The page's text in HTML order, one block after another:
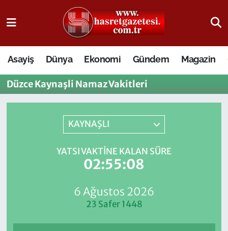
Asayiş Dünya Ekonomi Gündem Magazin
Düzce Kaynaşli Namaz Vakitleri
KAYNAŞLI
YATSI VAKTINE KALAN SÜRE
02:55:08
6 Ağustos 2026
23 Safer 1448
Osmaniye Nöbetçi Eczaneler
Osmaniye Hava Durumu
Osmaniye Trafik Yoğunluk Haritası
Süper Lig Puan Durumu ve Fikstür
Son Dakika Haberleri
Haber Arşivi